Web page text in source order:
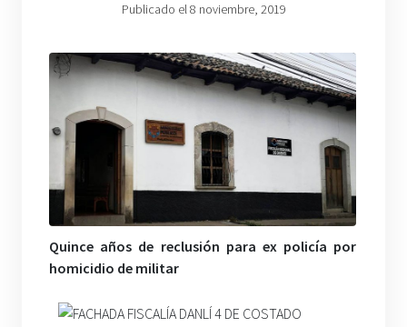
Publicado el 8 noviembre, 2019
Quince años de reclusión para ex policía por
homicidio de militar